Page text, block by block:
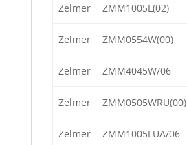
Zelmer ZMM1005L(02)
Zelmer ZMM0554W(00)
Zelmer ZMM4045W/06
Zelmer ZMM0505WRU(00)
Zelmer ZMM1005LUA/06